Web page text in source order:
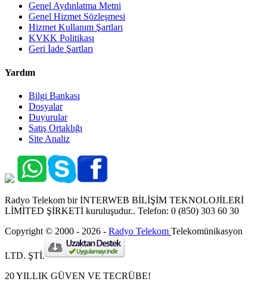
Genel Aydınlatma Metni
Genel Hizmet Sözleşmesi
Hizmet Kullanım Şartları
KVKK Politikası
Geri İade Şartları
Yardım
Bilgi Bankası
Dosyalar
Duyurular
Satış Ortaklığı
Site Analiz
Radyo Telekom bir İNTERWEB BİLİŞİM TEKNOLOJİLERİ
LİMİTED ŞİRKETİ kuruluşudur.. Telefon: 0 (850) 303 60 30
Copyright © 2000 - 2026 - Radyo Telekom Telekomünikasyon
LTD. ŞTİ.
20 YILLIK GÜVEN VE TECRÜBE!